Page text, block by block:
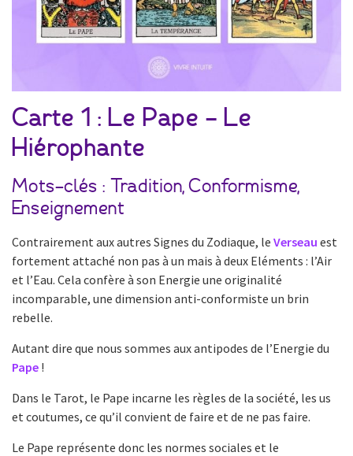
Carte 1 : Le Pape – Le
Hiérophante
Mots-clés : Tradition, Conformisme,
Enseignement
Contrairement aux autres Signes du Zodiaque, le Verseau est
fortement attaché non pas à un mais à deux Eléments : l’Air
et l’Eau. Cela confère à son Energie une originalité
incomparable, une dimension anti-conformiste un brin
rebelle.
Autant dire que nous sommes aux antipodes de l’Energie du
Pape !
Dans le Tarot, le Pape incarne les règles de la société, les us
et coutumes, ce qu’il convient de faire et de ne pas faire.
Le Pape représente donc les normes sociales et le